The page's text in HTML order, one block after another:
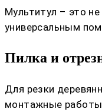
Мультитул – это
универсальным
Пилка и
Для резки
монтажные работы,